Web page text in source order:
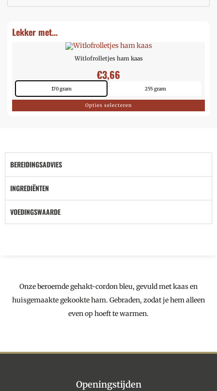
Lekker met...
Witlofrolletjes ham kaas
€3,66
170 gram 255 gram
Opties selecteren
BEREIDINGSADVIES
INGREDIËNTEN
VOEDINGSWAARDE
Onze beroemde gehakt-cordon bleu, gevuld met kaas en
huisgemaakte gekookte ham. Gebraden, zodat je hem alleen
even op hoeft te warmen.
Openingstijden